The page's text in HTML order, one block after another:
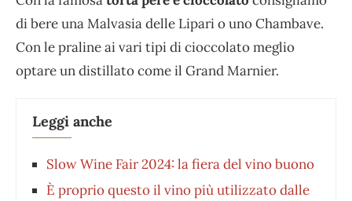
di bere una Malvasia delle Lipari o uno Chambave.
Con le praline ai vari tipi di cioccolato meglio
optare un distillato come il Grand Marnier.
Leggi anche
Slow Wine Fair 2024: la fiera del vino buono
È proprio questo il vino più utilizzato dalle